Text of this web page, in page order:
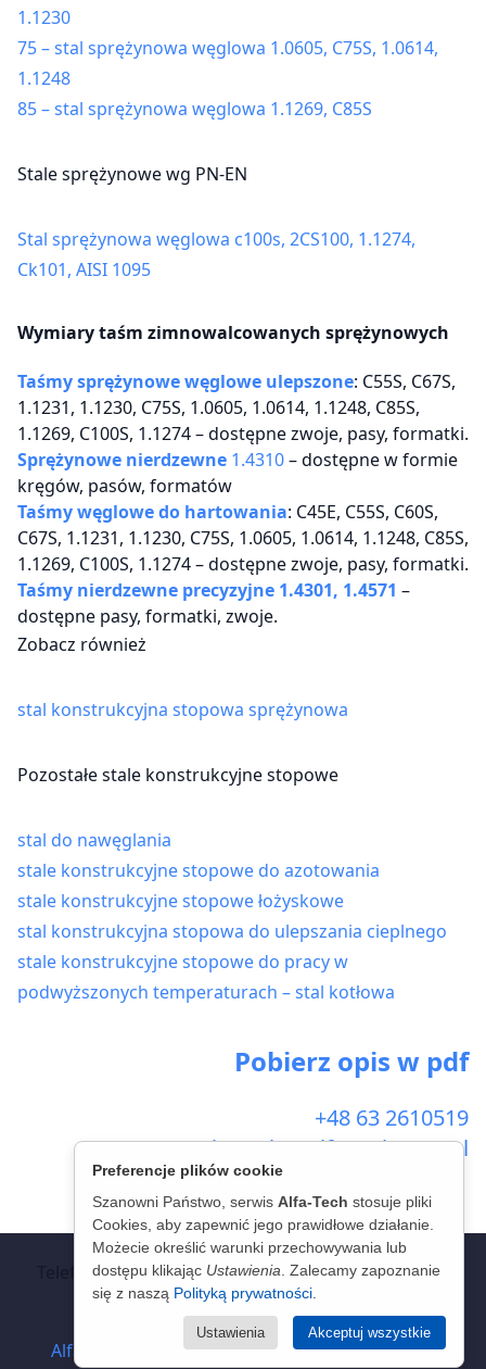
1.1230
75 – stal sprężynowa węglowa 1.0605, C75S, 1.0614,
1.1248
85 – stal sprężynowa węglowa 1.1269, C85S
Stale sprężynowe wg PN-EN
Stal sprężynowa węglowa c100s, 2CS100, 1.1274,
Ck101, AISI 1095
Wymiary taśm zimnowalcowanych sprężynowych
Taśmy sprężynowe węglowe ulepszone: C55S, C67S,
1.1231, 1.1230, C75S, 1.0605, 1.0614, 1.1248, C85S,
1.1269, C100S, 1.1274 – dostępne zwoje, pasy, formatki.
Sprężynowe nierdzewne 1.4310– dostępne w formie
kręgów, pasów, formatów
Taśmy węglowe do hartowania: C45E, C55S, C60S,
C67S, 1.1231, 1.1230, C75S, 1.0605, 1.0614, 1.1248, C85S,
1.1269, C100S, 1.1274 – dostępne zwoje, pasy, formatki.
Taśmy nierdzewne precyzyjne 1.4301, 1.4571 –
dostępne pasy, formatki, zwoje.
Zobacz również
stal konstrukcyjna stopowa sprężynowa
Pozostałe stale konstrukcyjne stopowe
stal do nawęglania
stale konstrukcyjne stopowe do azotowania
stale konstrukcyjne stopowe łożyskowe
stal konstrukcyjna stopowa do ulepszania cieplnego
stale konstrukcyjne stopowe do pracy w
podwyższonych temperaturach – stal kotłowa
Pobierz opis w pdf
+48 63 2610519
kontakt@alfa-tech.com.pl
© 2026 - Alfa-Tech - Stal Jakościowa
Telefon:+48 63 261 05 19Telefon:+48 63 226 20 99
Email:kontakt@alfa-tech.com.pl
info@atsteels.com
Alfa-Tech
Polityka prywatności-Facebook-X-
Preferencje plików cookie
Szanowni Państwo, serwis Alfa-Tech stosuje pliki
Cookies, aby zapewnić jego prawidłowe działanie.
Możecie określić warunki przechowywania lub
dostępu klikając Ustawienia . Zalecamy zapoznanie
się z naszą Polityką prywatności
Ustawienia Akceptuj wszystkie